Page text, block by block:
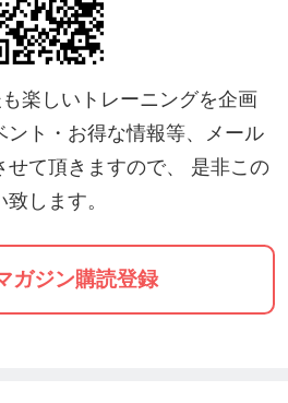
楽しいトレーニングを企画
ント・お得な情報等、メール
せて頂きますので、 是非この
します。
ガジン購読登録